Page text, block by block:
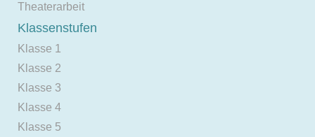
Theaterarbeit
Klassenstufen
Klasse 1
Klasse 2
Klasse 3
Klasse 4
Klasse 5